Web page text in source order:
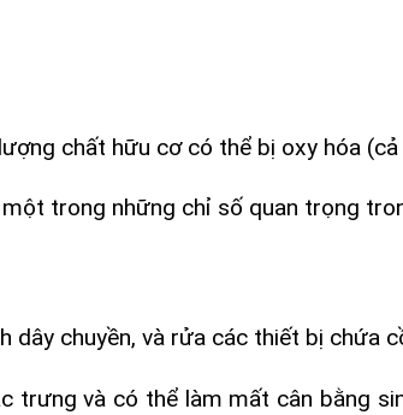
chất hữu cơ có thể bị oxy hóa (cả
một trong những chỉ số quan trọng
dây chuyền, và rửa các thiết bị chứa
trưng và có thể làm mất cân bằng